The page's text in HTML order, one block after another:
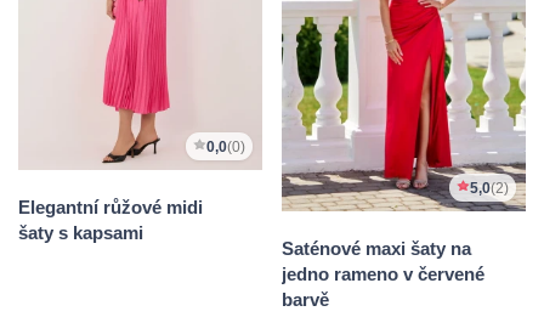
0,0(0)
Elegantní růžové midi
šaty s kapsami
5,0(2)
Saténové maxi šaty na
jedno rameno v červené
barvě